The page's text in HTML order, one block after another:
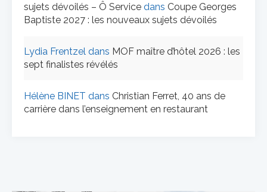
sujets dévoilés – Ô Service dans Coupe Georges
Baptiste 2027 : les nouveaux sujets dévoilés
Lydia Frentzel dans MOF maître d’hôtel 2026 : les
sept finalistes révélés
Hélène BINET dans Christian Ferret, 40 ans de
carrière dans l’enseignement en restaurant